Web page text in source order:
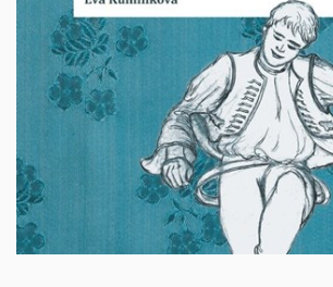
Autorka: Eva Kuminková, Brno 2021,
978-80-210-9962-3
Vyprodáno